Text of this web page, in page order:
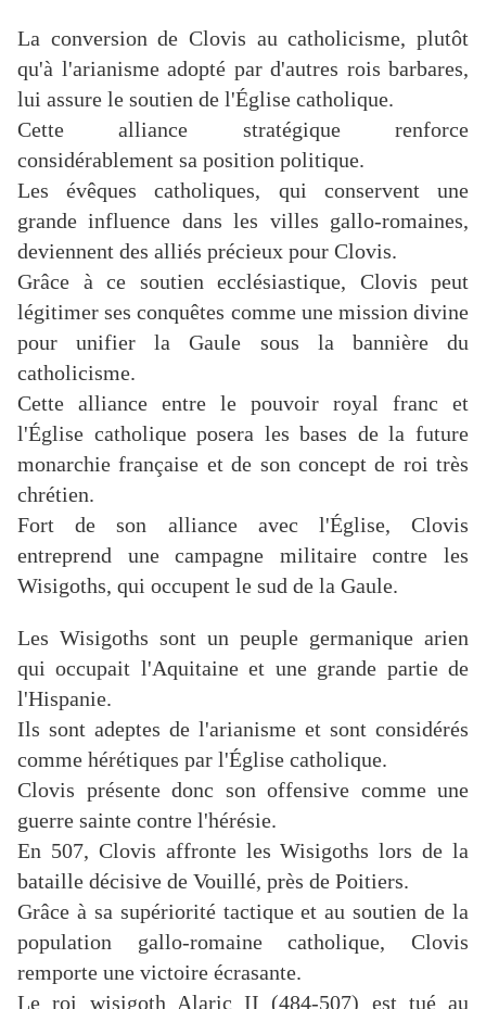
La conversion de Clovis au catholicisme, plutôt
qu'à l'arianisme adopté par d'autres rois barbares,
lui assure le soutien de l'Église catholique.
Cette alliance stratégique renforce
considérablement sa position politique.
Les évêques catholiques, qui conservent une
grande influence dans les villes gallo-romaines,
deviennent des alliés précieux pour Clovis.
Grâce à ce soutien ecclésiastique, Clovis peut
légitimer ses conquêtes comme une mission divine
pour unifier la Gaule sous la bannière du
catholicisme.
Cette alliance entre le pouvoir royal franc et
l'Église catholique posera les bases de la future
monarchie française et de son concept de roi très
chrétien.
Fort de son alliance avec l'Église, Clovis
entreprend une campagne militaire contre les
Wisigoths, qui occupent le sud de la Gaule.
Les Wisigoths sont un peuple germanique arien
qui occupait l'Aquitaine et une grande partie de
l'Hispanie.
Ils sont adeptes de l'arianisme et sont considérés
comme hérétiques par l'Église catholique.
Clovis présente donc son offensive comme une
guerre sainte contre l'hérésie.
En 507, Clovis affronte les Wisigoths lors de la
bataille décisive de Vouillé, près de Poitiers.
Grâce à sa supériorité tactique et au soutien de la
population gallo-romaine catholique, Clovis
remporte une victoire écrasante.
Le roi wisigoth Alaric II (484-507) est tué au